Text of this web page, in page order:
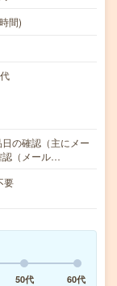
間)
の確認（主にメー
認（メール…
要
50代
60代